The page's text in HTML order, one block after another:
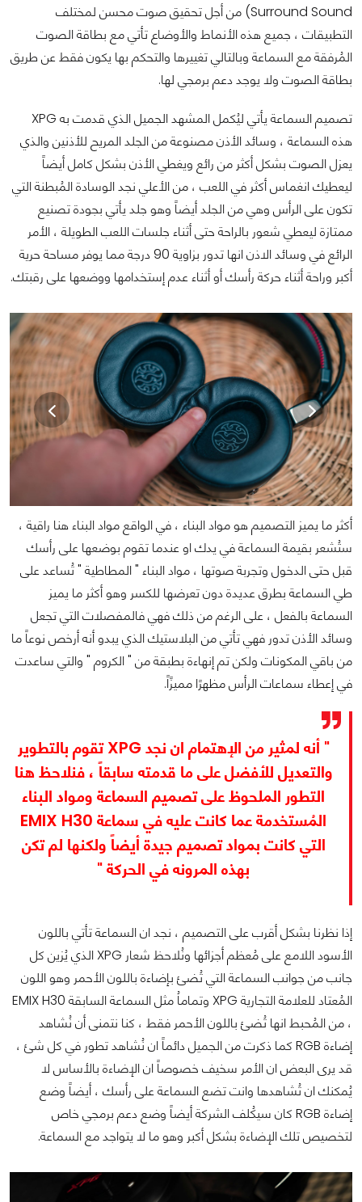
Surround Sound) من أجل تحقيق صوت محسن لمختلف
التطبيقات ، جميع هذه الأنماط والأوضاع تأتي مع بطاقة الصوت
المُرفقة مع السماعة وبالتالي تغييرها والتحكم بها يكون فقط عن طريق
بطاقة الصوت ولا يوجد دعم برمجي لها.
تصميم السماعة يأتي ليُكمل المشهد الجميل الذي قدمت به XPG
هذه السماعة ، وسائد الأذن مصنوعة من الجلد المريح للأذنين والذي
يعزل الصوت بشكل أكثر من رائع ويغطي الأذن بشكل كامل أيضاً
ليعطيك انغماس أكثر في اللعب ، من الأعلي نجد الوسادة المُبطنة التي
تكون على الرأس وهي من الجلد أيضاً وهو جلد يأتي بجودة تصنيع
ممتازة ليعطي شعور بالراحة حتى أثناء جلسات اللعب الطويلة ، الأمر
الرائع في وسائد الاذن انها تدور بزاوية 90 درجة مما يوفر مساحة حرية
أكبر وراحة أثناء حركة رأسك أو أثناء عدم إستخدامها ووضعها على رقبتك.
أكثر ما يميز التصميم هو مواد البناء ، في الواقع مواد البناء هنا راقية ،
ستُشعر بقيمة السماعة في يدك او عندما تقوم بوضعها على رأسك
قبل حتى الدخول وتجربة صوتها ، مواد البناء " المطاطية " تُساعد على
طي السماعة بطرق عديدة دون تعرضها للكسر وهو أكثر ما يميز
السماعة بالفعل ، على الرغم من ذلك فهي فالمفصلات التي تجعل
وسائد الأذن تدور فهي تأتي من البلاستيك الذي يبدو أنه أرخص نوعاً ما
من باقي المكونات ولكن تم إنهاءة بطبقة من " الكروم " والتي ساعدت
في إعطاء سماعات الرأس مظهرًا مميزًاً.
" أنه لمثير من الإهتمام ان نجد XPG تقوم بالتطوير
والتعديل للأفضل على ما قدمته سابقاً ، فنلاحظ هنا
التطور الملحوظ على تصميم السماعة ومواد البناء
المُستخدمة عما كانت عليه في سماعة EMIX H30
التي كانت بمواد تصميم جيدة أيضاً ولكنها لم تكن
بهذه المرونه في الحركة "
إذا نظرنا بشكل أقرب على التصميم ، نجد ان السماعة تأتي باللون
الأسود اللامع على مُعظم أجزائها ونُلاحظ شعار XPG الذي يُزين كل
جانب من جوانب السماعة التي تُضئ بإضاءة باللون الأحمر وهو اللون
المُعتاد للعلامة التجارية XPG وتماماُ مثل السماعة السابقة EMIX H30
، من المُحبط انها تُضئ باللون الأحمر فقط ، كنا نتمنى أن نُشاهد
إضاءة RGB كما ذكرت من الجميل دائماً ان نُشاهد تطور في كل شئ ،
قد يرى البعض ان الأمر سخيف خصوصاً ان الإضاءة بالأساس لا
يُمكنك ان تُشاهدها وانت تضع السماعة على رأسك ، أيضاً وضع
إضاءة RGB كان سيكُلف الشركة أيضاً وضع دعم برمجي خاص
لتخصيص تلك الإضاءة بشكل أكبر وهو ما لا يتواجد مع السماعة.